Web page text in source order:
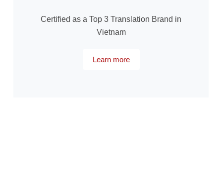
Certified as a Top 3 Translation Brand in
Vietnam
Learn more